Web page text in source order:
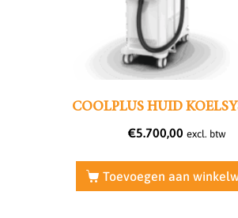
COOLPLUS HUID
€5.700,00 excl. btw
Toevoegen aan